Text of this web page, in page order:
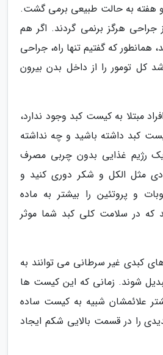
دو هفته به حالت طبیعی برمی گشت.
هرگز برنمی گردند. اگر هم
همانطور که گفتیم تنها راه، جراحی
کل تومور را از داخل بدن بیرون
مبتلا به کیست کبد وجود ندارد،
کبد داشته باشید و چه نداشته
رژیم غذایی بدون چربی مصرف
مثل الکل و شکر دوری کنید و
و پروتئین را بیشتر به ماده
که در سلامت کلی کبد شما موثر
کبدی غیر سرطانی می توانند به
شوند. زمانی که این کیست ها
علائمشان شبیه به کیست ساده
را در قسمت بالایی شکم ایجاد